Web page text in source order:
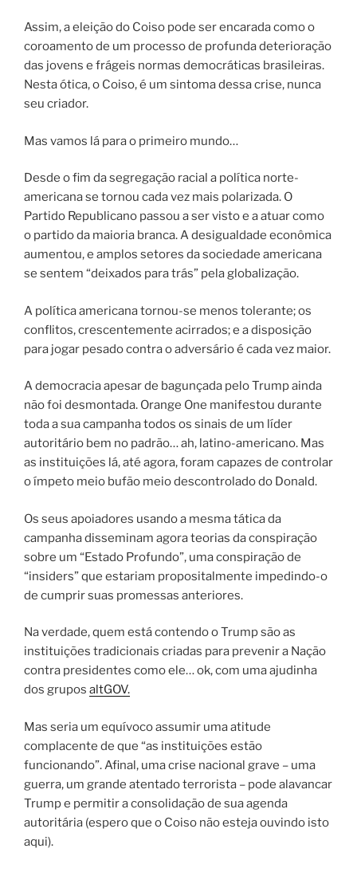
Assim, a eleição do Coiso pode ser encarada como o
coroamento de um processo de profunda deterioração
das jovens e frágeis normas democráticas brasileiras.
Nesta ótica, o Coiso, é um sintoma dessa crise, nunca
seu criador.
Mas vamos lá para o primeiro mundo…
Desde o fim da segregação racial a política norte-
americana se tornou cada vez mais polarizada. O
Partido Republicano passou a ser visto e a atuar como
o partido da maioria branca. A desigualdade econômica
aumentou, e amplos setores da sociedade americana
se sentem “deixados para trás” pela globalização.
A política americana tornou-se menos tolerante; os
conflitos, crescentemente acirrados; e a disposição
para jogar pesado contra o adversário é cada vez maior.
A democracia apesar de bagunçada pelo Trump ainda
não foi desmontada. Orange One manifestou durante
toda a sua campanha todos os sinais de um líder
autoritário bem no padrão… ah, latino-americano. Mas
as instituições lá, até agora, foram capazes de controlar
o ímpeto meio bufão meio descontrolado do Donald.
Os seus apoiadores usando a mesma tática da
campanha disseminam agora teorias da conspiração
sobre um “Estado Profundo”, uma conspiração de
“insiders” que estariam propositalmente impedindo-o
de cumprir suas promessas anteriores.
Na verdade, quem está contendo o Trump são as
instituições tradicionais criadas para prevenir a Nação
contra presidentes como ele… ok, com uma ajudinha
dos grupos altGOV.
Mas seria um equívoco assumir uma atitude
complacente de que “as instituições estão
funcionando”. Afinal, uma crise nacional grave – uma
guerra, um grande atentado terrorista – pode alavancar
Trump e permitir a consolidação de sua agenda
autoritária (espero que o Coiso não esteja ouvindo isto
aqui).